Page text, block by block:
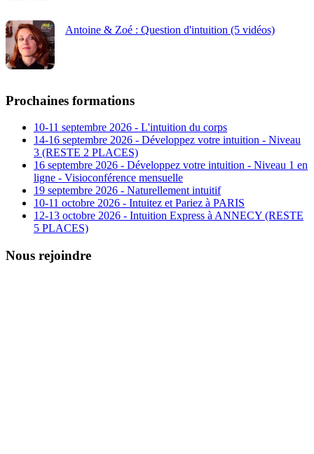
Antoine & Zoé : Question d'intuition (5 vidéos)
Prochaines formations
10-11 septembre 2026 - L'intuition du corps
14-16 septembre 2026 - Développez votre intuition - Niveau
3 (RESTE 2 PLACES)
16 septembre 2026 - Développez votre intuition - Niveau 1 en
ligne - Visioconférence mensuelle
19 septembre 2026 - Naturellement intuitif
10-11 octobre 2026 - Intuitez et Pariez à PARIS
12-13 octobre 2026 - Intuition Express à ANNECY (RESTE
5 PLACES)
Nous rejoindre